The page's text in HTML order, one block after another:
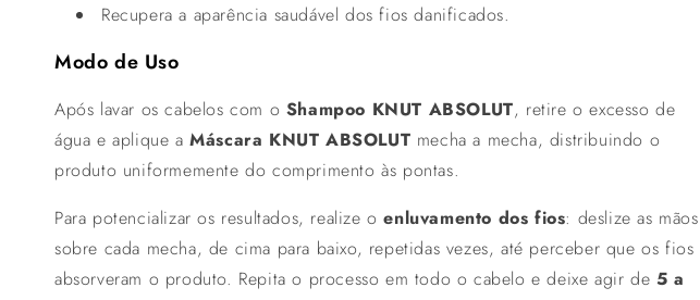
Recupera a aparência saudável dos fios danificados.
Modo de Uso
Após lavar os cabelos com o Shampoo KNUT ABSOLUT, retire o excesso de
água e aplique aMáscara KNUT ABSOLUT mecha a mecha, distribuindo o
produto uniformemente do comprimento às pontas.
Para potencializar os resultados, realize oenluvamento dos fios: deslize as mãos
sobre cada mecha, de cima para baixo, repetidas vezes, até perceber que os fios
absorveram o produto. Repita o processo em todo o cabelo e deixe agir de 5 a